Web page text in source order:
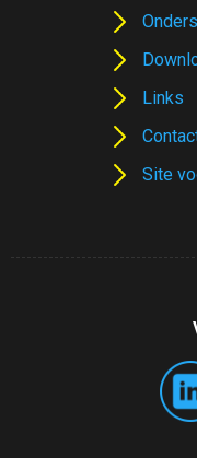
Links
Site